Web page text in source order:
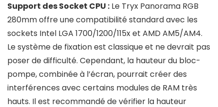
Support des Socket CPU : Le Tryx Panorama RGB
280mm offre une compatibilité standard avec les
sockets Intel LGA 1700/1200/115x et AMD AM5/AM4.
Le système de fixation est classique et ne devrait pas
poser de difficulté. Cependant, la hauteur du bloc-
pompe, combinée à l’écran, pourrait créer des
interférences avec certains modules de RAM très
hauts. Il est recommandé de vérifier la hauteur